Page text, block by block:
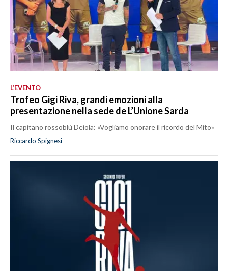
L’EVENTO
Trofeo Gigi Riva, grandi emozioni alla
presentazione nella sede de L’Unione Sarda
Il capitano rossoblù Deiola: «Vogliamo onorare il ricordo del Mito»
Riccardo Spignesi